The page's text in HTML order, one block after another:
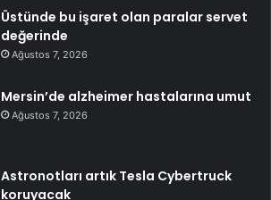
Üstünde bu işaret olan paralar servet
değerinde
Ağustos 7, 2026
Mersin’de alzheimer hastalarına umut
Ağustos 7, 2026
Astronotları artık Tesla Cybertruck
koruyacak